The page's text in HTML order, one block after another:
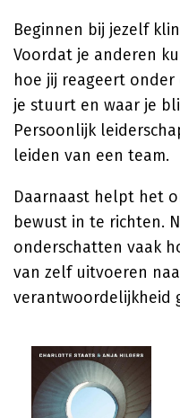
Beginnen bij jezelf
Voordat je anderen
hoe jij reageert
je stuurt en waar je
Persoonlijk
leiden van een team.
Daarnaast helpt het
bewust in te richten.
onderschatten vaak
van zelf uitvoeren
verantwoordelijkheid